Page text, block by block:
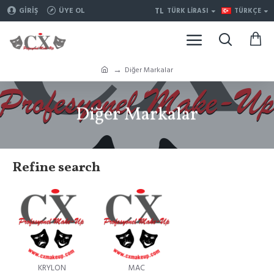
GIRIŞ ÜYE OL TL TÜRK LIRASI TÜRKÇE
Diğer Markalar
Diğer Markalar
Refine search
KRYLON MAC